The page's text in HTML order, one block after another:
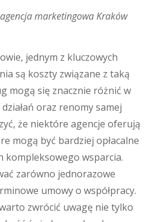
marketingowa Kraków
jednym z kluczowych
są koszty związane z taką
mogą się znacznie różnić w
oraz renomy samej
że niektóre agencje oferują
mogą być bardziej opłacalne
kompleksowego wsparcia.
zarówno jednorazowe
umowy o współpracy.
zwrócić uwagę nie tylko